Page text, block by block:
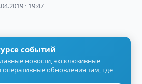
· 19:47
событий
новости, эксклюзивные
обновления там, где